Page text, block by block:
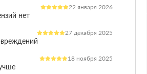
22 января 2026
нет
27 декабря 2025
18 ноября 2025